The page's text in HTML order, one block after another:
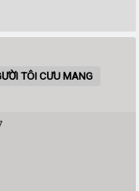
TÔI CƯU MANG